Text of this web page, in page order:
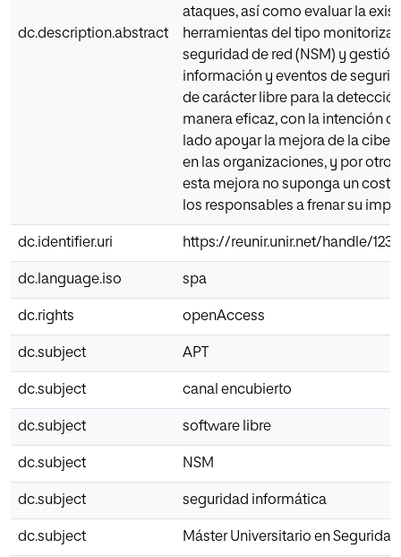
dc.description.abstract
ataques, así como evaluar la
herramientas del tipo
seguridad de red (NSM) y gestión
información y eventos de
de carácter libre para la
manera eficaz, con la intención
lado apoyar la mejora de la
en las organizaciones, y por otro
esta mejora no suponga un coste
los responsables a frenar su
dc.identifier.uri https://reunir.unir.net/handle/
dc.language.iso spa
dc.rights openAccess
dc.subject APT
dc.subject canal encubierto
dc.subject software libre
dc.subject NSM
dc.subject seguridad informática
dc.subject Máster Universitario en